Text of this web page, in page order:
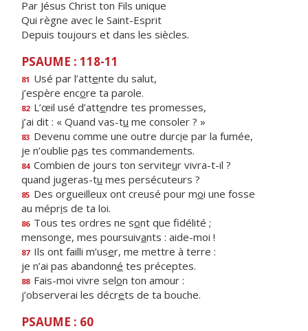
Par Jésus Christ ton Fils unique
Qui règne avec le Saint-Esprit
Depuis toujours et dans les siècles.
PSAUME : 118-11
81 Usé par l’attente du salut,
j’espère encore ta parole.
82 L’œil usé d’attendre tes promesses,
j’ai dit : « Quand vas-tu me consoler ? »
83 Devenu comme une outre durcie par la fumée,
je n’oublie pas tes commandements.
84 Combien de jours ton serviteur vivra-t-il ?
quand jugeras-tu mes persécuteurs ?
85 Des orgueilleux ont creusé pour moi une fosse
au mépris de ta loi.
86 Tous tes ordres ne sont que fidélité ;
mensonge, mes poursuivants : aide-moi !
87 Ils ont failli m’user, me mettre à terre :
je n’ai pas abandonné tes préceptes.
88 Fais-moi vivre selon ton amour :
j’observerai les décrets de ta bouche.
PSAUME : 60